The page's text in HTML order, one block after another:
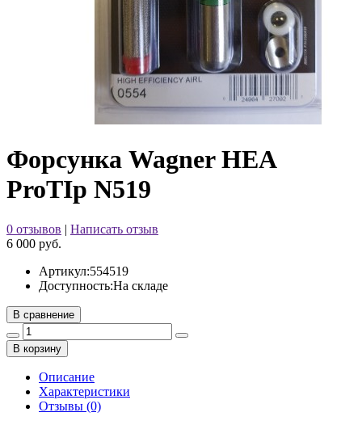
Форсунка Wagner HEA
ProTIp N519
0 отзывов | Написать отзыв
6 000 руб.
Артикул:554519
Доступность:На складе
В сравнение
В корзину
Описание
Характеристики
Отзывы (0)